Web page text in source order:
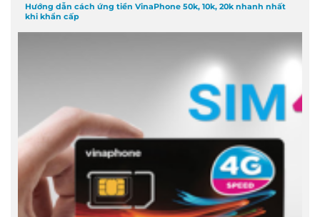
Hướng dẫn cách ứng tiền VinaPhone 50k, 10k, 20k nhanh nhất
khi khẩn cấp